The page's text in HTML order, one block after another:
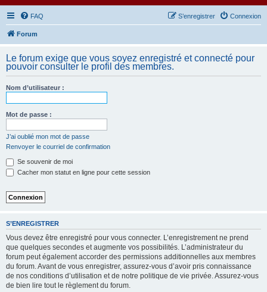
FAQ Connexion
S’enregistrer
Forum
Le forum exige que vous soyez enregistré et connecté pour
pouvoir consulter le profil des membres.
Nom d’utilisateur :
Mot de passe :
J’ai oublié mon mot de passe
Renvoyer le courriel de confirmation
Se souvenir de moi
Cacher mon statut en ligne pour cette session
S’ENREGISTRER
Vous devez être enregistré pour vous connecter. L’enregistrement ne prend
que quelques secondes et augmente vos possibilités. L’administrateur du
forum peut également accorder des permissions additionnelles aux membres
du forum. Avant de vous enregistrer, assurez-vous d’avoir pris connaissance
de nos conditions d’utilisation et de notre politique de vie privée. Assurez-vous
de bien lire tout le règlement du forum.